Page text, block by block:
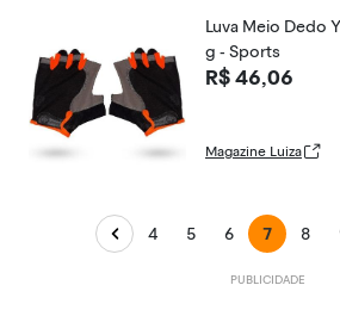
Luva Meio Dedo
g - Sports
R$ 46,06
Magazine Luiza
4 5 6 7 8